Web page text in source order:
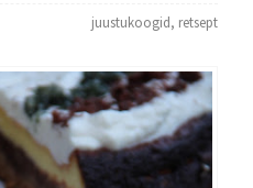
juustukoogid, retsept